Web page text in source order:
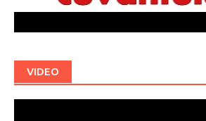
VIDEO